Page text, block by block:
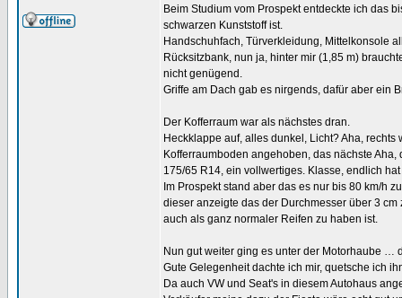
Beim Studium vom Prospekt entdeckte ich das
schwarzen Kunststoff ist.
Handschuhfach, Türverkleidung, Mittelkonsole
Rücksitzbank, nun ja, hinter mir (1,85 m)
nicht genügend.
Griffe am Dach gab es nirgends, dafür aber ein
Der Kofferraum war als nächstes dran.
Heckklappe auf, alles dunkel, Licht? Aha, rechts
Kofferraumboden angehoben, das nächste
175/65 R14, ein vollwertiges. Klasse, endlich
Im Prospekt stand aber das es nur bis 80 km/h
dieser anzeigte das der Durchmesser über 3
auch als ganz normaler Reifen zu haben ist.
Nun gut weiter ging es unter der Motorhaube …
Gute Gelegenheit dachte ich mir, quetsche ich
Da auch VW und Seat's in diesem Autohaus